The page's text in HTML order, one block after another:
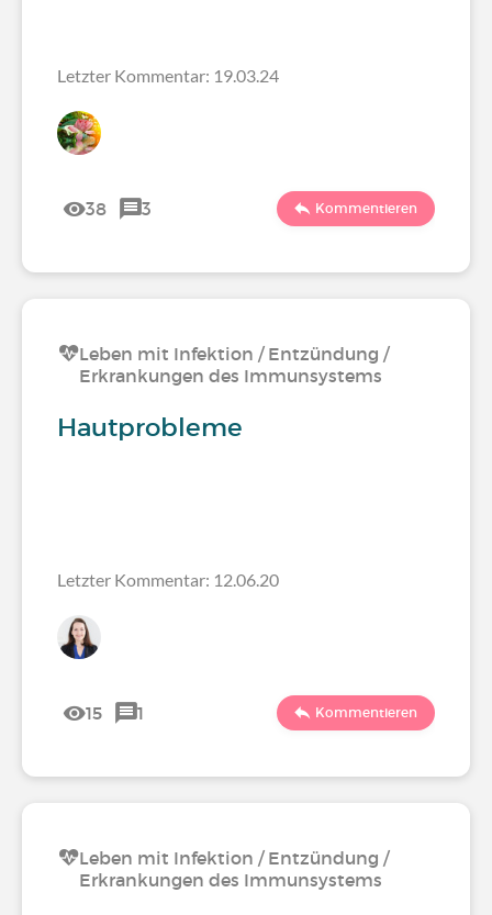
Letzter Kommentar: 19.03.24
38 3 Kommentieren
Leben mit Infektion / Entzündung /
Erkrankungen des Immunsystems
Hautprobleme
Letzter Kommentar: 12.06.20
15 1 Kommentieren
Leben mit Infektion / Entzündung /
Erkrankungen des Immunsystems